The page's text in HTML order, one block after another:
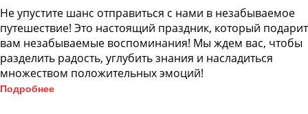
Не упустите шанс отправиться с нами в незабываемое
путешествие! Это настоящий праздник, который подарит
вам незабываемые воспоминания! Мы ждем вас, чтобы
разделить радость, углубить знания и насладиться
множеством положительных эмоций!
Подробнее